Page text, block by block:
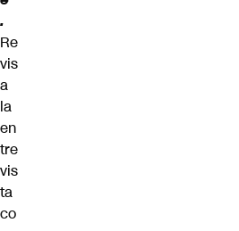
.
Re
vis
a
la
en
tre
vis
ta
co